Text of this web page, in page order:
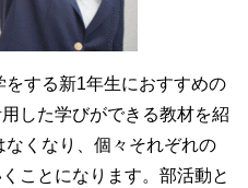
する新1年生におすすめの
した学びができる教材を紹
くなり、個々それぞれの
ことになります。部活動と